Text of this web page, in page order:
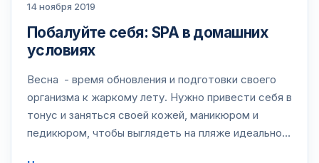
14 ноября 2019
Побалуйте себя: SPA в домашних
условиях
Весна - время обновления и подготовки своего
организма к жаркому лету. Нужно привести себя в
тонус и заняться своей кожей, маникюром и
педикюром, чтобы выглядеть на пляже идеально.